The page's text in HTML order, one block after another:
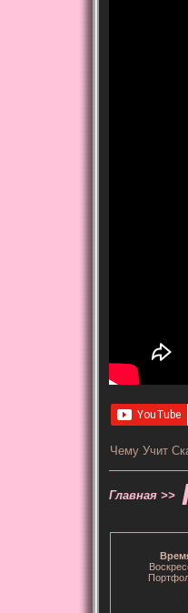
Чему Учит
Главная >>